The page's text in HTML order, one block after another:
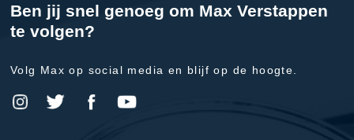
Ben jij snel genoeg om Max Verstappen
te volgen?
Volg Max op social media en blijf op de hoogte.